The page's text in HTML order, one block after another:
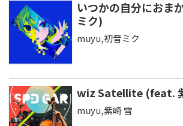
いつかの自分におま
ミク)
muyu,初音ミク
wiz Satellite (feat.
muyu,紫崎 雪